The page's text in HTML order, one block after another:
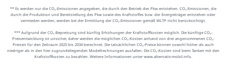
** Es werden nur die CO₂-Emissionen angegeben, die durch den Betrieb des Pkw entstehen. CO₂-Emissionen, die
durch die Produktion und Bereitstellung des Pkw sowie des Kraftstoffes bzw. der Energieträger entstehen oder
vermieden werden, werden bei der Ermittlung der CO₂-Emissionen gemäß WLTP nicht berücksichtigt.
*** Aufgrund der CO₂-Bepreisung sind künftig Erhöhungen der Kraftstoffkosten möglich. Die künftige CO₂-
Preisentwicklung ist unsicher, daher werden die möglichen CO₂-Kosten anhand von drei angenommenen CO₂-
Preisen für den Zeitraum 2025 bis 2034 berechnet. Die tatsächlichen CO₂-Preise können sowohl höher als auch
niedriger als in den hier zugrundeliegenden Modellrechnungen ausfallen. Die CO₂-Kosten sind beim Tanken mit den
Kraftstoffkosten zu bezahlen. Weitere Informationen unter www.alternativ-mobil.info.